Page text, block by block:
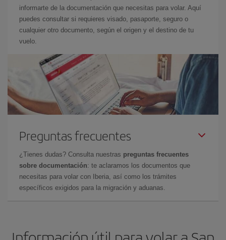
informarte de la documentación que necesitas para volar. Aquí
puedes consultar si requieres visado, pasaporte, seguro o
cualquier otro documento, según el origen y el destino de tu
vuelo.
Preguntas frecuentes
¿Tienes dudas? Consulta nuestras preguntas frecuentes
sobre documentación: te aclaramos los documentos que
necesitas para volar con Iberia, así como los trámites
específicos exigidos para la migración y aduanas.